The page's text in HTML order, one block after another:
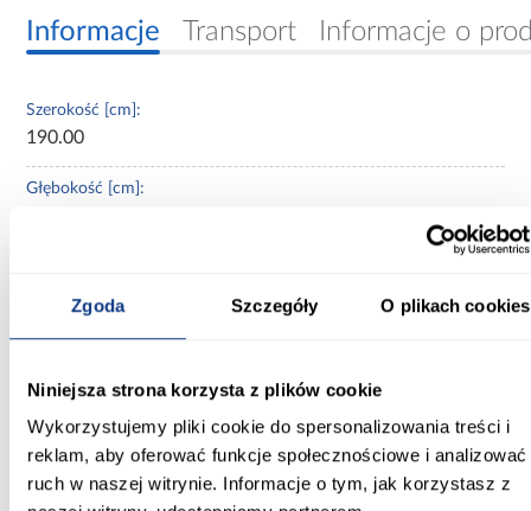
Zgoda Szczegóły O plikach cookies
Niniejsza strona korzysta z plików cookie
Wykorzystujemy pliki cookie do spersonalizowania treści i
reklam, aby oferować funkcje społecznościowe i analizować
ruch w naszej witrynie. Informacje o tym, jak korzystasz z
Informacje Transport Informacje o
Szerokość [cm]:
190.00
Głębokość [cm]:
Kolor frontów:
Kolor korpusu:
czarny